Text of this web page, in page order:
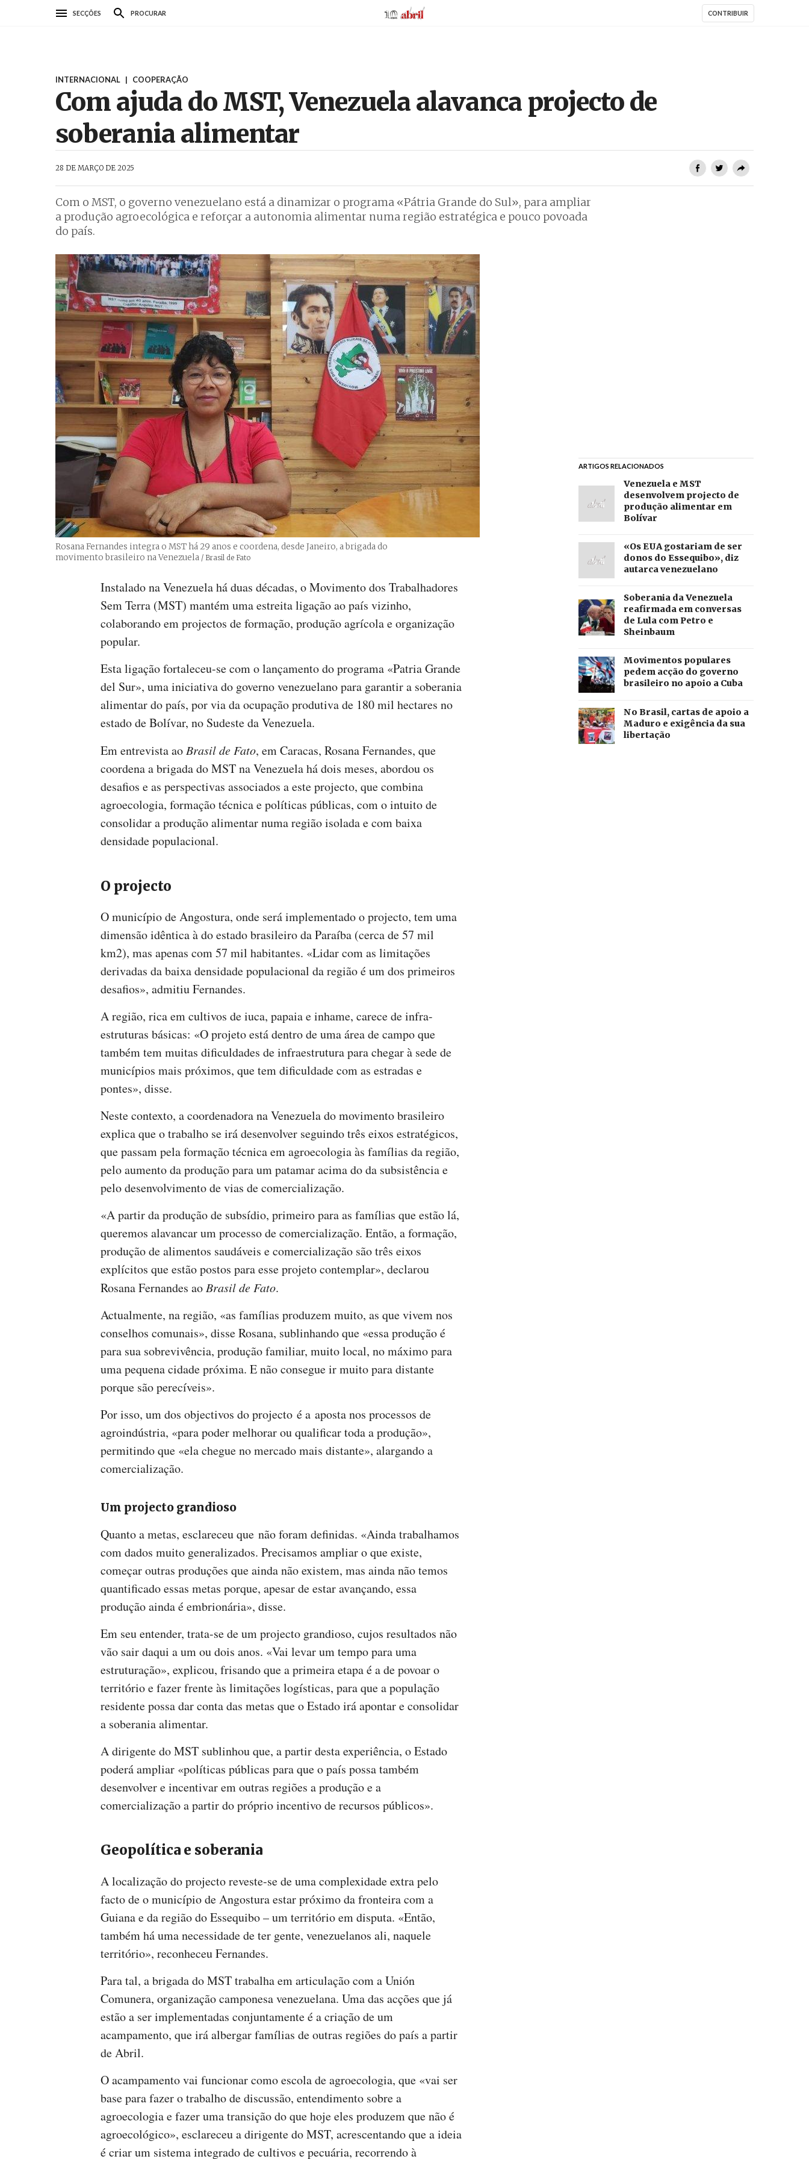
SECÇÕES PROCURAR AbrilAbril CONTRIBUIR
INTERNACIONAL | COOPERAÇÃO
Com ajuda do MST, Venezuela alavanca projecto de
soberania alimentar
28 DE MARÇO DE 2025
Com o MST, o governo venezuelano está a dinamizar o programa «Pátria Grande do Sul», para ampliar
a produção agroecológica e reforçar a autonomia alimentar numa região estratégica e pouco povoada
do país.
Rosana Fernandes integra o MST há 29 anos e coordena, desde Janeiro, a brigada do
movimento brasileiro na Venezuela Créditos
/ Brasil de Fato
Instalado na Venezuela há duas décadas, o Movimento dos Trabalhadores
Sem Terra (MST) mantém uma estreita ligação ao país vizinho,
colaborando em projectos de formação, produção agrícola e organização
popular.
Esta ligação fortaleceu-se com o lançamento do programa «Patria Grande
del Sur», uma iniciativa do governo venezuelano para garantir a soberania
alimentar do país, por via da ocupação produtiva de 180 mil hectares no
estado de Bolívar, no Sudeste da Venezuela.
Em entrevista aoBrasil de Fato, em Caracas, Rosana Fernandes, que
coordena a brigada do MST na Venezuela há dois meses, abordou os
desafios e as perspectivas associados a este projecto, que combina
agroecologia, formação técnica e políticas públicas, com o intuito de
consolidar a produção alimentar numa região isolada e com baixa
densidade populacional.
O projecto
O município de Angostura, onde será implementado o projecto, tem uma
dimensão idêntica à do estado brasileiro da Paraíba (cerca de 57 mil
km2), mas apenas com 57 mil habitantes. «Lidar com as limitações
derivadas da baixa densidade populacional da região é um dos primeiros
desafios», admitiu Fernandes.
A região, rica em cultivos de iuca, papaia e inhame, carece de infra-
estruturas básicas: «O projeto está dentro de uma área de campo que
também tem muitas dificuldades de infraestrutura para chegar à sede de
municípios mais próximos, que tem dificuldade com as estradas e
pontes», disse.
Neste contexto, a coordenadora na Venezuela do movimento brasileiro
explica que o trabalho se irá desenvolver seguindo três eixos estratégicos,
que passam pela formação técnica em agroecologia às famílias da região,
pelo aumento da produção para um patamar acima do da subsistência e
pelo desenvolvimento de vias de comercialização.
«A partir da produção de subsídio, primeiro para as famílias que estão lá,
queremos alavancar um processo de comercialização. Então, a formação,
produção de alimentos saudáveis e comercialização são três eixos
explícitos que estão postos para esse projeto contemplar», declarou
Rosana Fernandes aoBrasil de Fato.
Actualmente, na região, «as famílias produzem muito, as que vivem nos
conselhos comunais», disse Rosana, sublinhando que «essa produção é
para sua sobrevivência, produção familiar, muito local, no máximo para
uma pequena cidade próxima. E não consegue ir muito para distante
porque são perecíveis».
Por isso, um dos objectivos do projecto é a aposta nos processos de
agroindústria, «para poder melhorar ou qualificar toda a produção»,
permitindo que «ela chegue no mercado mais distante», alargando a
comercialização.
Um projecto grandioso
Quanto a metas, esclareceu que não foram definidas. «Ainda trabalhamos
com dados muito generalizados. Precisamos ampliar o que existe,
começar outras produções que ainda não existem, mas ainda não temos
quantificado essas metas porque, apesar de estar avançando, essa
produção ainda é embrionária», disse.
Em seu entender, trata-se de um projecto grandioso, cujos resultados não
vão sair daqui a um ou dois anos. «Vai levar um tempo para uma
estruturação», explicou, frisando que a primeira etapa é a de povoar o
território e fazer frente às limitações logísticas, para que a população
residente possa dar conta das metas que o Estado irá apontar e consolidar
a soberania alimentar.
A dirigente do MST sublinhou que, a partir desta experiência, o Estado
poderá ampliar «políticas públicas para que o país possa também
desenvolver e incentivar em outras regiões a produção e a
comercialização a partir do próprio incentivo de recursos públicos».
Geopolítica e soberania
A localização do projecto reveste-se de uma complexidade extra pelo
facto de o município de Angostura estar próximo da fronteira com a
Guiana e da região do Essequibo – um território em disputa. «Então,
também há uma necessidade de ter gente, venezuelanos ali, naquele
território», reconheceu Fernandes.
Para tal, a brigada do MST trabalha em articulação com a Unión
Comunera, organização camponesa venezuelana. Uma das acções que já
estão a ser implementadas conjuntamente é a criação de um
acampamento, que irá albergar famílias de outras regiões do país a partir
de Abril.
O acampamento vai funcionar como escola de agroecologia, que «vai ser
base para fazer o trabalho de discussão, entendimento sobre a
agroecologia e fazer uma transição do que hoje eles produzem que não é
agroecológico», esclareceu a dirigente do MST, acrescentando que a ideia
é criar um sistema integrado de cultivos e pecuária, recorrendo à
ARTIGOS RELACIONADOS
Venezuela e MST
desenvolvem projecto de
produção alimentar em
Bolívar
«Os EUA gostariam de ser
donos do Essequibo», diz
autarca venezuelano
Soberania da Venezuela
reafirmada em conversas
de Lula com Petro e
Sheinbaum
Movimentos populares
pedem acção do governo
brasileiro no apoio a Cuba
No Brasil, cartas de apoio a
Maduro e exigência da sua
libertação